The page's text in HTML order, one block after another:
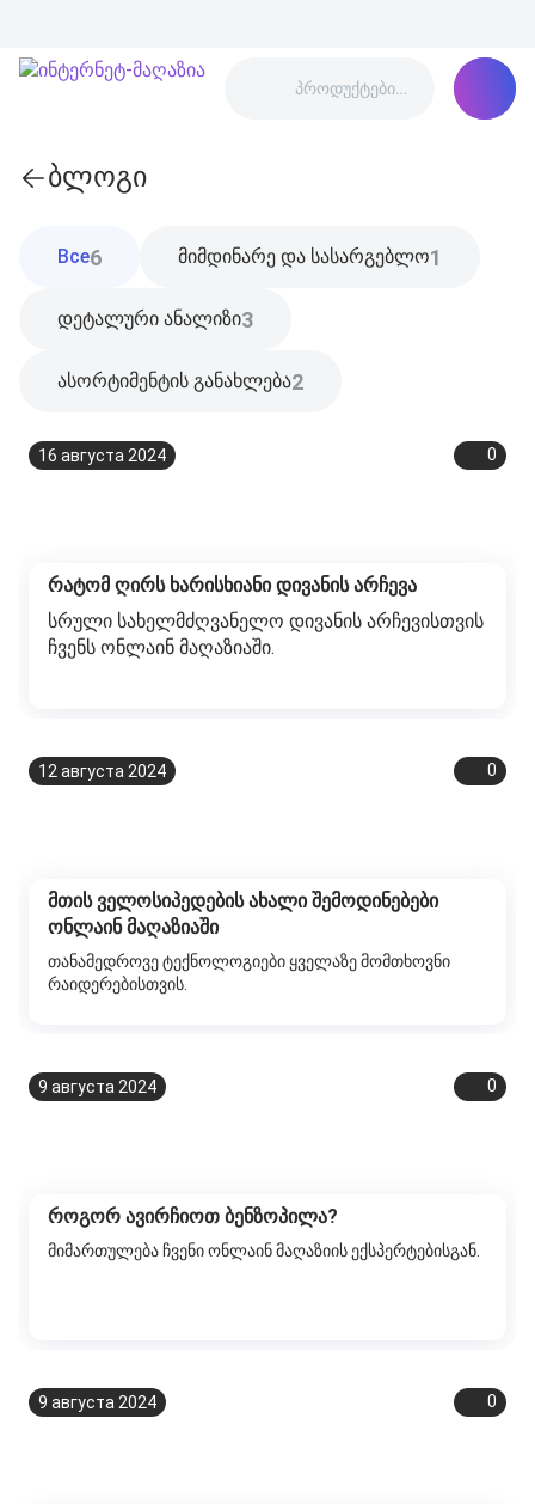
ბლოგი
Все6 მიმდინარე და სასარგებლო1
დეტალური ანალიზი3
ასორტიმენტის განახლება2
16 августа 2024 0
რატომ ღირს ხარისხიანი დივანის არჩევა
სრული სახელმძღვანელო დივანის არჩევისთვის
ჩვენს ონლაინ მაღაზიაში.
12 августа 2024 0
მთის ველოსიპედების ახალი შემოდინებები
ონლაინ მაღაზიაში
თანამედროვე ტექნოლოგიები ყველაზე მომთხოვნი
რაიდერებისთვის.
9 августа 2024 0
როგორ ავირჩიოთ ბენზოპილა?
მიმართულება ჩვენი ონლაინ მაღაზიის ექსპერტებისგან.
9 августа 2024 0